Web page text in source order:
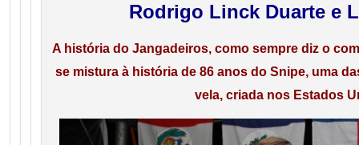
Rodrigo Linck Duarte e
A história do Jangadeiros, como sempre diz o
se mistura à história de 86 anos do Snipe, uma
vela, criada nos Estados